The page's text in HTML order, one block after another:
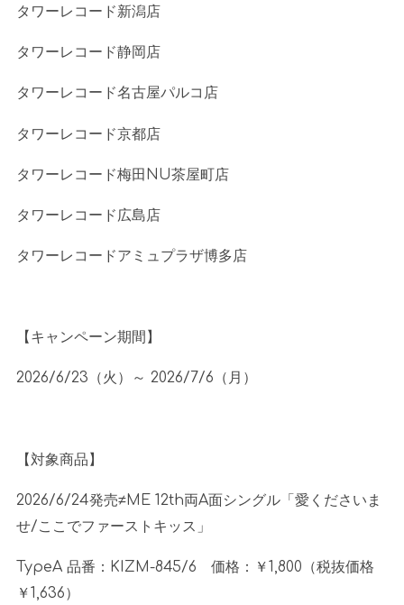
タワーレコード新潟店
タワーレコード静岡店
タワーレコード名古屋パルコ店
タワーレコード京都店
タワーレコード梅田 NU茶屋町店
タワーレコード広島店
タワーレコードアミュプラザ博多店
【キャンペーン期間】
2026/6/23（火）～ 2026/7/6 （月）
【対象商品】
2026/6/24発売≠ME 12th両A面シングル「愛くださいま
せ/ここでファーストキッス」
TypeA 品番： KIZM-845/6 価格：￥1,800 （税抜価格
￥1,636）